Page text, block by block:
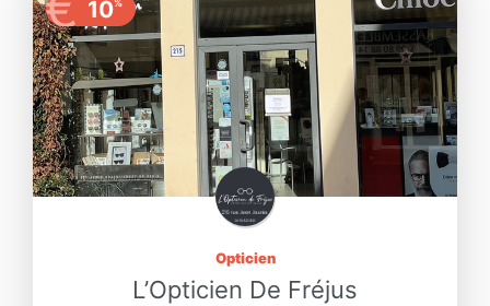
10%
Opticien
L’Opticien De Fréjus